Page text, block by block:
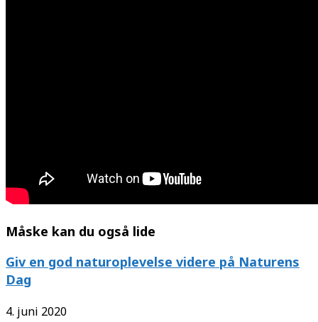
Måske kan du også lide
Giv en god naturoplevelse videre på Naturens
Dag
4. juni 2020